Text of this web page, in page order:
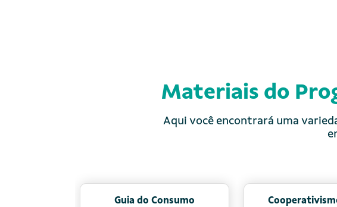
Materiais do
Aqui você encontrará uma
Cooperativismo: História e
Cidadania Financeira em